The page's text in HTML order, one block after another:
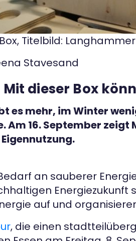
Titelbild: Langhammer
Stavesand
dieser Box
es mehr, im Winter
Am 16. September
an sauberer
auf und
, die einen